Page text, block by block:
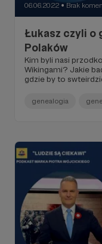
06.06.2022 ● Brak
Łukasz czyli
Polaków
Kim byli nasi
Wikingami? Jakie
gdzie by to
znanymi w historii
A sami Piastowie
swoich
Posłuchajcie
Łapińskim -
genealogia